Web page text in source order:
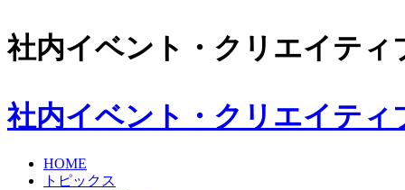
社内イベント・クリエイティ
社内イベント・クリエイティ
HOME
トピックス